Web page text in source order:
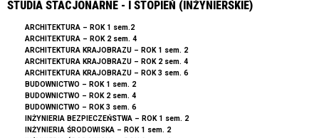
STUDIA STACJONARNE - I STOPIEŃ (INŻYNIERSKIE)
ARCHITEKTURA – ROK 1 sem.2
ARCHITEKTURA – ROK 2 sem. 4
ARCHITEKTURA KRAJOBRAZU – ROK 1 sem. 2
ARCHITEKTURA KRAJOBRAZU – ROK 2 sem. 4
ARCHITEKTURA KRAJOBRAZU – ROK 3 sem. 6
BUDOWNICTWO – ROK 1 sem. 2
BUDOWNICTWO – ROK 2 sem. 4
BUDOWNICTWO – ROK 3 sem. 6
INŻYNIERIA BEZPIECZEŃSTWA – ROK 1 sem. 2
INŻYNIERIA ŚRODOWISKA – ROK 1 sem. 2